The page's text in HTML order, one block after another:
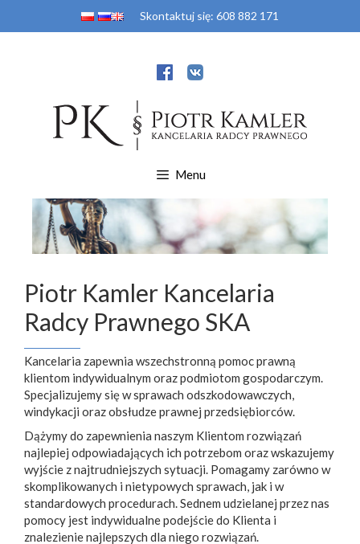
Skontaktuj się: 608 882 171
Menu
Piotr Kamler Kancelaria
Radcy Prawnego SKA
Kancelaria zapewnia wszechstronną pomoc prawną
klientom indywidualnym oraz podmiotom gospodarczym.
Specjalizujemy się w sprawach odszkodowawczych,
windykacji oraz obsłudze prawnej przedsiębiorców.
Dążymy do zapewnienia naszym Klientom rozwiązań
najlepiej odpowiadających ich potrzebom oraz wskazujemy
wyjście z najtrudniejszych sytuacji. Pomagamy zarówno w
skomplikowanych i nietypowych sprawach, jak i w
standardowych procedurach. Sednem udzielanej przez nas
pomocy jest indywidualne podejście do Klienta i
znalezienie najlepszych dla niego rozwiązań.